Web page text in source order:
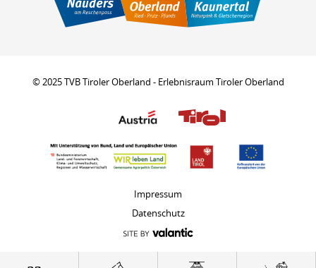
© 2025 TVB Tiroler Oberland - Erlebnisraum Tiroler Oberland
Impressum
Datenschutz